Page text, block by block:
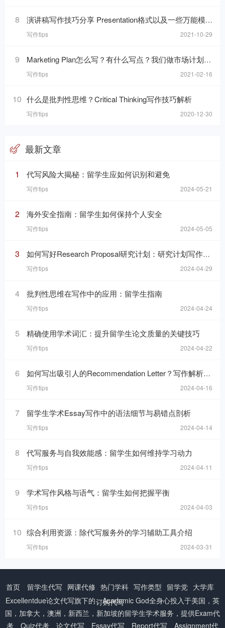
8 演讲稿写作技巧分享 Presentation格式以及一些万能模板句分享
写作tips 2021-10-29
9 Marketing Plan怎么写？有什么写点？我们做市场计划的目的是什么呢？
写作tips 2021-02-16
10 什么是批判性思维？Critical Thinking写作技巧解析
写作tips 2020-12-30
最新文章
1 代写风险大揭秘：留学生应如何识别和避免
写作tips 2024-05-21
2 海外安全指南：留学生如何保持个人安全
写作tips 2024-05-05
3 如何写好Research Proposal研究计划：研究计划写作的七个要素
写作tips 2024-04-29
4 批判性思维在写作中的应用：留学生指南
写作tips 2024-04-24
5 精确使用学术词汇：提升留学生论文质量的关键技巧
写作tips 2024-04-22
6 如何写出吸引人的Recommendation Letter？写作解析与技巧！
写作tips 2024-04-16
7 留学生学术Essay写作中的语法细节与易错点剖析
写作tips 2024-04-14
8 代写服务与自我效能感：留学生如何维持学习动力
写作tips 2024-04-11
9 学术写作风格与语气：留学生如何把握平衡
写作tips 2024-04-03
10 综合利用资源：除代写服务外的学习辅助工具介绍
写作tips 2024-03-31
首页 留学生代写 网课代修 热门学科 写作类型 留学党 大学库
订购代写
Excellentdue论文代写旗下的：Academic God全身心投入于美国，英
国，加拿大，澳洲，新西兰，新加坡的留学生学术服务，提供Exam代
考、Quiz代考、论文代写、Essay代写、Report代写、Assignment代